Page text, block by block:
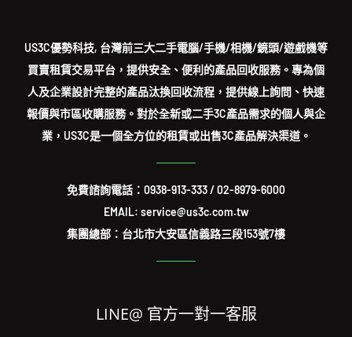
US3C優勢科技, 台灣前三大二手電腦/手機/相機/鏡頭/遊戲機等
買賣租賃交易平台，提供安全、便利的產品回收服務。專為個
人及企業設計完整的產品汰換回收流程，提供線上詢問、快速
報價與市區收購服務。對於全新或二手3C產品需求的個人與企
業，US3C是一個全方位的租賃或出售3C產品解決渠道。
免費諮詢電話： 0938-913-333/02-8979-6000
EMAIL: service@us3c.com.tw
集團總部：台北市大安區信義路三段153號7樓
LINE@ 官方一對一客服